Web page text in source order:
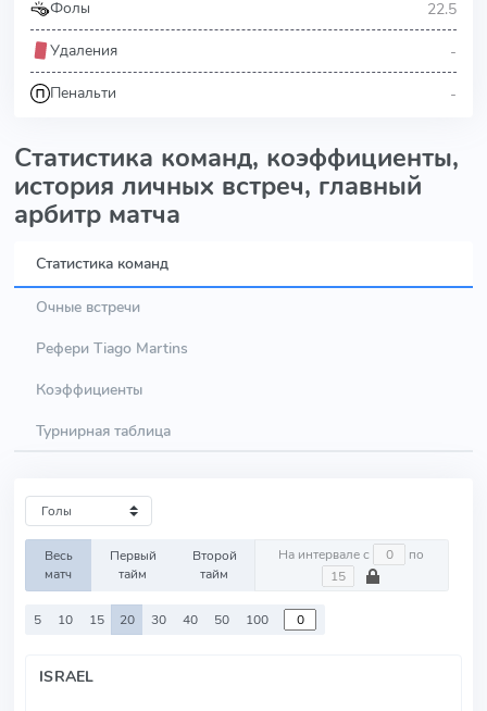
Фолы 22.5
Удаления -
Пенальти -
Статистика команд, коэффициенты,
история личных встреч, главный
арбитр матча
Статистика команд
Очные встречи
Рефери Tiago Martins
Коэффициенты
Турнирная таблица
Весь
матч
Первый
тайм
Второй
тайм
На интервале с по
5 10 15 20 30 40 50 100
ISRAEL